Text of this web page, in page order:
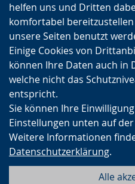
helfen uns und Dritten
komfortabel
unsere Seiten benutzt
Einige Cookies von
können Ihre Daten auch
welche nicht das
entspricht.
Sie können Ihre
Einstellungen unten auf
Weitere Informationen
Datenschutzerklärung.
Alle